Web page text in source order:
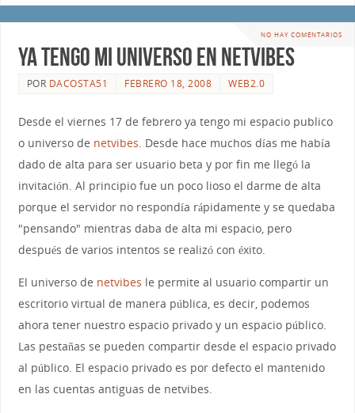
NO HAY COMENTARIOS
Ya tengo mi universo en netvibes
POR DACOSTA51 FEBRERO 18, 2008 WEB2.0
Desde el viernes 17 de febrero ya tengo mi espacio publico
o universo de netvibes. Desde hace muchos días me había
dado de alta para ser usuario beta y por fin me llegó la
invitación. Al principio fue un poco lioso el darme de alta
porque el servidor no respondía rápidamente y se quedaba
"pensando" mientras daba de alta mi espacio, pero
después de varios intentos se realizó con éxito.
El universo de netvibes le permite al usuario compartir un
escritorio virtual de manera pública, es decir, podemos
ahora tener nuestro espacio privado y un espacio público.
Las pestañas se pueden compartir desde el espacio privado
al público. El espacio privado es por defecto el mantenido
en las cuentas antiguas de netvibes.